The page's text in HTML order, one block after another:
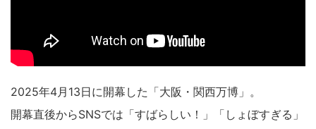
2025年4月13日に開幕した「大阪・関西万博」。
開幕直後からSNSでは「すばらしい！」「しょぼすぎる」